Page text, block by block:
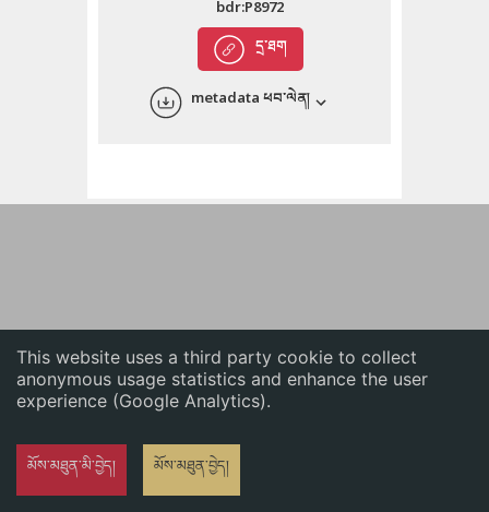
This website uses a third party cookie to collect
anonymous usage statistics and enhance the user
experience (Google Analytics).
མོས་མཐུན་མི་བྱེད། མོས་མཐུན་བྱེད།
English
དྲ་ཐག
bdr:P8972
metadata ཕབ་ལེན།